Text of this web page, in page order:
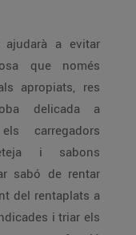
a evitar
delicada a
i sabons
sabó de rentar